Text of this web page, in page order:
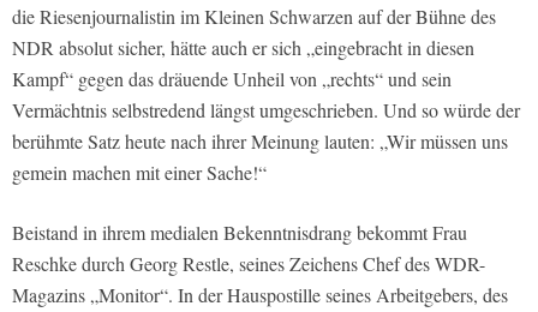
die Riesenjournalistin im Kleinen Schwarzen auf der Bühne des
NDR absolut sicher, hätte auch er sich „eingebracht in diesen
Kampf“ gegen das dräuende Unheil von „rechts“ und sein
Vermächtnis selbstredend längst umgeschrieben. Und so würde der
berühmte Satz heute nach ihrer Meinung lauten: „Wir müssen uns
gemein machen mit einer Sache!“
Beistand in ihrem medialen Bekenntnisdrang bekommt Frau
Reschke durch Georg Restle, seines Zeichens Chef des WDR-
Magazins „Monitor“. In der Hauspostille seines Arbeitgebers, des